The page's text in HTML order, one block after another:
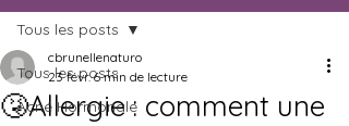
Tous les posts
Acné Hormonale
Tous les posts
🤧Allergie : comment une
cbrunellenaturo
23 févr.6 min de lecture